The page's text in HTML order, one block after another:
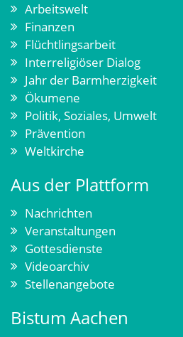
Arbeitswelt
Finanzen
Flüchtlingsarbeit
Interreligiöser Dialog
Jahr der Barmherzigkeit
Ökumene
Politik, Soziales, Umwelt
Prävention
Weltkirche
Aus der Plattform
Nachrichten
Veranstaltungen
Gottesdienste
Videoarchiv
Stellenangebote
Bistum Aachen